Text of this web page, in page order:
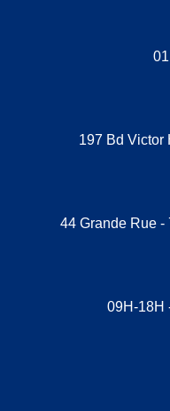
197 Bd Victor
44 Grande Rue -
09H-18H